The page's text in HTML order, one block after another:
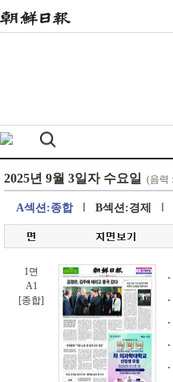
A섹션:종합 B섹션:경제
1면
A1
[종합]